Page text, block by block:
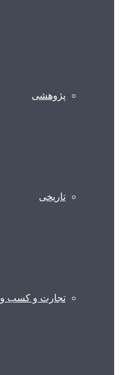
پژوهشی
تاریخی
تجارت و کسب و